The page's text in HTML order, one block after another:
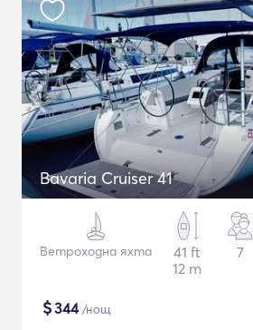
Bavaria Cruiser 41
Ветроходна яхта
41 ft
12 m
7
$344/нощ